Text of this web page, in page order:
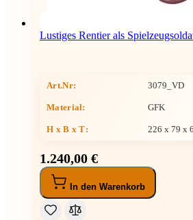
Lustiges Rentier als
Art.Nr: 3079_VD
Material: GFK
H x B x T: 226 x 79 x
1.240,00 €
In den Warenkorb